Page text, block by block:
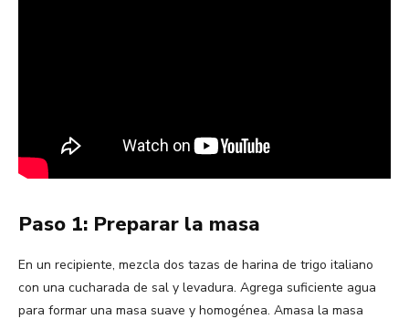
Paso 1: Preparar la masa
En un recipiente, mezcla dos tazas de harina de trigo italiano
con una cucharada de sal y levadura. Agrega suficiente agua
para formar una masa suave y homogénea. Amasa la masa